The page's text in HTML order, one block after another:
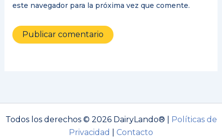
este navegador para la próxima vez que comente.
Todos los derechos © 2026 DairyLando® | Políticas de
Privacidad
Contacto